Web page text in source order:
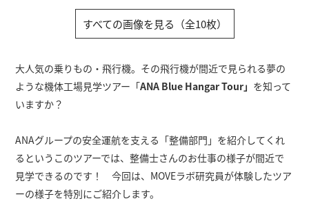
すべての画像を見る（全10枚）
大人気の乗りもの・飛行機。その飛行機が間近で見られる夢の
ような機体工場見学ツアー「ANA Blue Hangar Tour」 を知って
いますか？
ANAグループの安全運航を支える「整備部門」を紹介してくれ
るというこのツアーでは、整備士さんのお仕事の様子が間近で
見学できるのです！ 今回は、MOVEラボ研究員が体験したツア
ーの様子を特別にご紹介します。